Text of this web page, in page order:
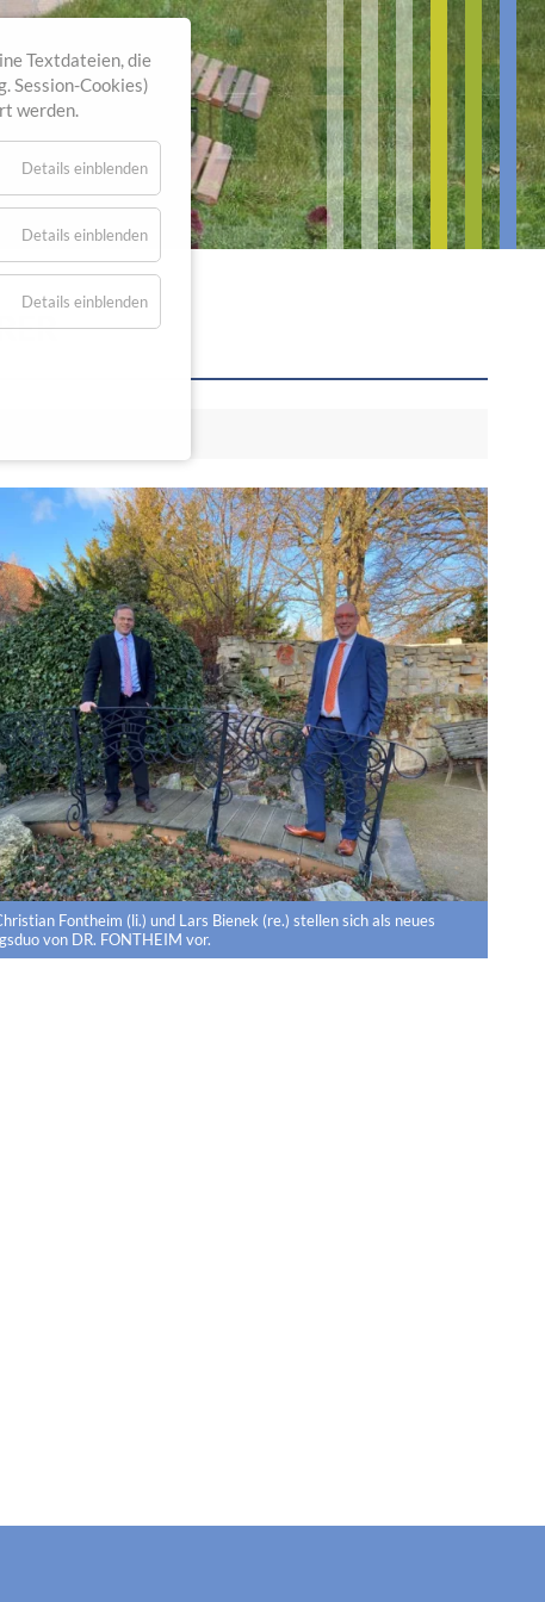
Fontheim (li.) und Lars Bienek (re.) stellen sich als neues
von DR. FONTHEIM vor.
Textdateien, die
Session-Cookies)
werden.
Details einblenden
Details einblenden
Details einblenden